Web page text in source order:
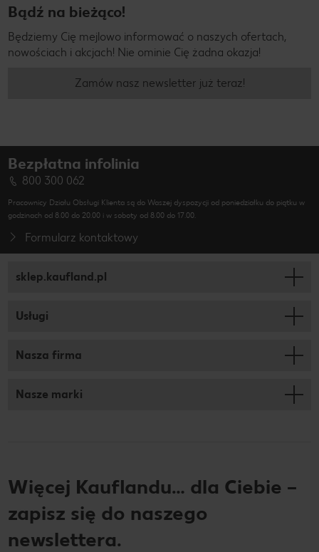
Bądź na bieżąco!
Będziemy Cię mejlowo informować o naszych ofertach,
nowościach i akcjach! Nie ominie Cię żadna okazja!
Zamów nasz newsletter już teraz!
Bezpłatna infolinia
800 300 062
Pracownicy Działu Obsługi Klienta są do Waszej dyspozycji od poniedziałku do piątku w
godzinach od 8.00 do 20.00 i w soboty od 8.00 do 17.00.
Formularz kontaktowy
sklep.kaufland.pl
Usługi
Nasza firma
Nasze marki
Więcej Kauflandu… dla Ciebie –
zapisz się do naszego
newslettera.